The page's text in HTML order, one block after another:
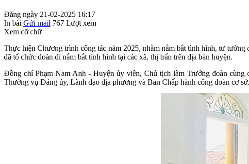
Đăng ngày 21-02-2025 16:17
In bài Gửi mail 767 Lượt xem
Xem cỡ chữ
Thực hiện Chương trình công tác năm 2025, nhằm nắm bắt tình hình, tư
đã tổ chức đoàn đi nắm bắt tình hình tại các xã, thị trấn trên địa bàn huyện.
Đồng chí Phạm Nam Anh - Huyện ủy viên, Chủ tịch làm Trưởng đoàn
Thường vụ Đảng ủy, Lãnh đạo địa phương và Ban Chấp hành công đoàn cơ sở.